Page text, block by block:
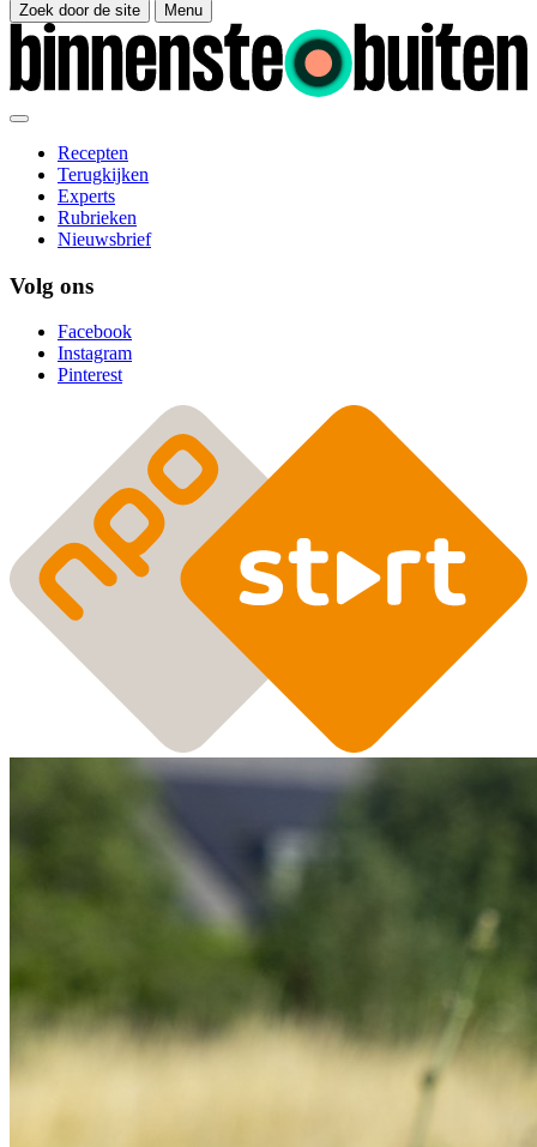
Zoek door de site Menu
Recepten
Terugkijken
Experts
Rubrieken
Nieuwsbrief
Volg ons
Facebook
Instagram
Pinterest